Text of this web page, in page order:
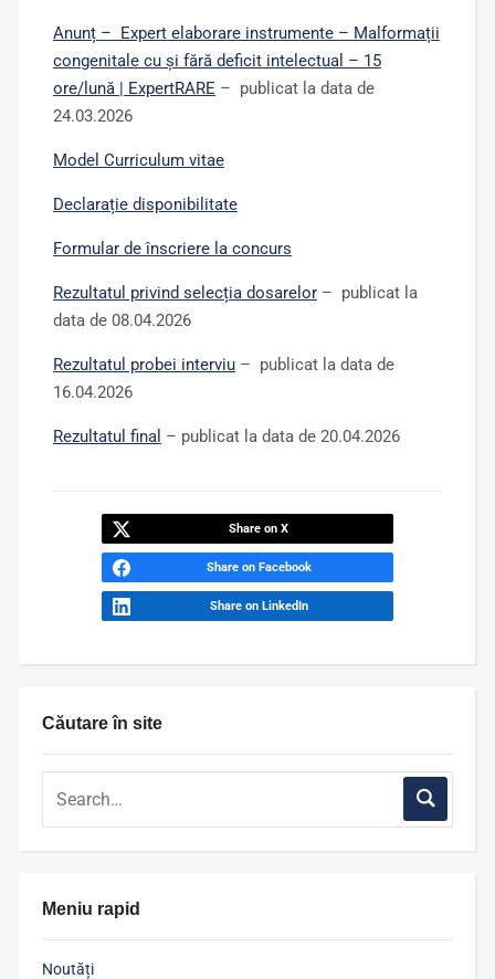
Căutare în site
Meniu rapid
Noutăți
Anunț – Expert elaborare instrumente – Malformații
congenitale cu și fără deficit intelectual – 15
ore/lună | ExpertRARE – publicat la data de
24.03.2026
Model Curriculum vitae
Declarație disponibilitate
Formular de înscriere la concurs
Rezultatul privind selecția dosarelor– publicat la
data de 08.04.2026
Rezultatul probei interviu– publicat la data de
16.04.2026
Rezultatul final – publicat la data de 20.04.2026
Share on X
Share on Facebook
Share on LinkedIn